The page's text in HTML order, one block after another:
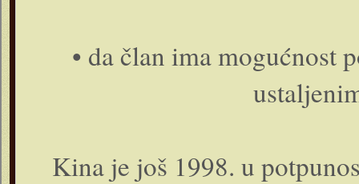
• da član ima mogućnost
Kina je još 1998. u